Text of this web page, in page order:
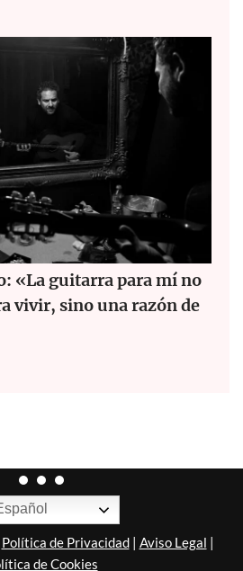
«La guitarra para mí no
vivir, sino una razón de
Política de Privacidad| Aviso Legal |
de Cookies